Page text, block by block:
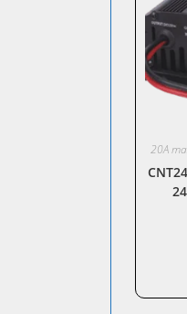
20A